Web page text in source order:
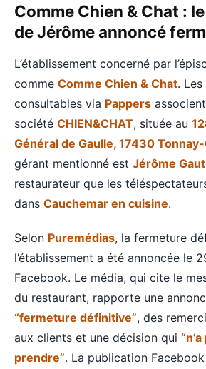
Comme Chien & Chat :
de Jérôme annoncé
L’établissement concerné par
comme Comme Chien & Chat.
consultables via Pappers
société CHIEN&CHAT, située au
Général de Gaulle, 17430
gérant mentionné est Jérôme
restaurateur que les
dans Cauchemar en cuisine.
Selon Puremédias, la fermeture
l’établissement a été annoncée le
Facebook. Le média, qui cite le
du restaurant, rapporte une
“fermeture définitive”, des
aux clients et une décision qui
prendre”. La publication Facebook